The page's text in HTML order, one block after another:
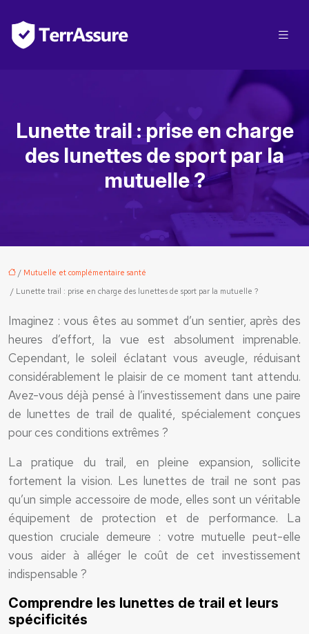
Lunette trail : prise en charge
des lunettes de sport par la
mutuelle ?
/ Mutuelle et complémentaire santé
/ Lunette trail : prise en charge des lunettes de sport par la mutuelle ?
Imaginez : vous êtes au sommet d’un sentier, après des
heures d’effort, la vue est absolument imprenable.
Cependant, le soleil éclatant vous aveugle, réduisant
considérablement le plaisir de ce moment tant attendu.
Avez-vous déjà pensé à l’investissement dans une paire
de lunettes de trail de qualité, spécialement conçues
pour ces conditions extrêmes ?
La pratique du trail, en pleine expansion, sollicite
fortement la vision. Les lunettes de trail ne sont pas
qu’un simple accessoire de mode, elles sont un véritable
équipement de protection et de performance. La
question cruciale demeure : votre mutuelle peut-elle
vous aider à alléger le coût de cet investissement
indispensable ?
Comprendre les lunettes de trail et leurs
spécificités